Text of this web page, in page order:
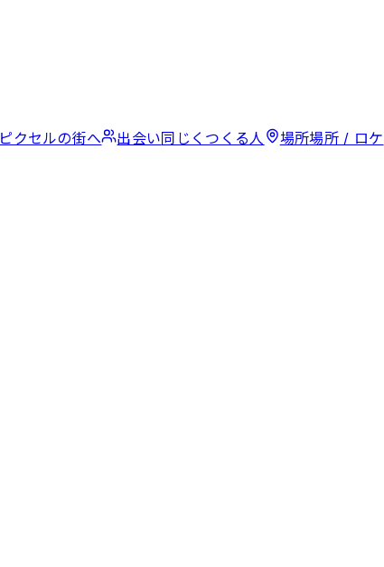
ピクセルの街へ 出会い同じくつくる人 場所場所 / ロケ